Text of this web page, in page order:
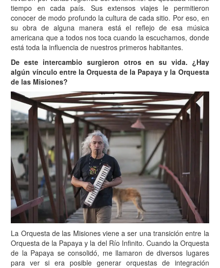
tiempo en cada país. Sus extensos viajes le permitieron
conocer de modo profundo la cultura de cada sitio. Por eso, en
su obra de alguna manera está el reflejo de esa música
americana que a todos nos toca cuando la escuchamos, donde
está toda la influencia de nuestros primeros habitantes.
De este intercambio surgieron otros en su vida. ¿Hay
algún vínculo entre la Orquesta de la Papaya y la Orquesta
de las Misiones?
La Orquesta de las Misiones viene a ser una transición entre la
Orquesta de la Papaya y la del Río Infinito. Cuando la Orquesta
de la Papaya se consolidó, me llamaron de diversos lugares
para ver si era posible generar orquestas de integración